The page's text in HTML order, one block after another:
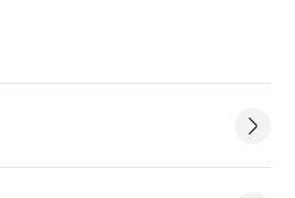
et de respect de l'environnement.
gastronomie d'excellence,
traditions.